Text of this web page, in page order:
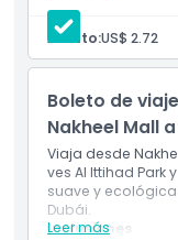
Aspectos
Inclusiones
Política para
Exclusiones
Pase de ida
de Palm hasta
Vistas
y el horizonte
compras y
Adulto:US$ 2.72
Boleto de
Nakheel Mall
Viaja desde
ves Al Ittihad Park
suave y
Dubái.
Leer más
Inclusiones